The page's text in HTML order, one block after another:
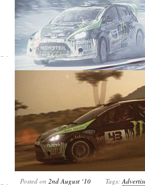
Posted on 2nd August ‘10 Tags: